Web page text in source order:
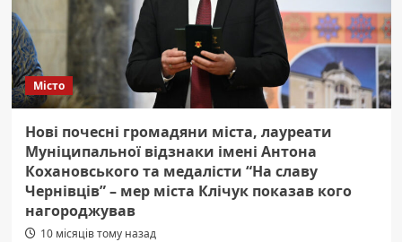
Місто
Нові почесні громадяни міста, лауреати
Муніципальної відзнаки імені Антона
Кохановського та медалісти “На славу
Чернівців” – мер міста Клічук показав кого
нагороджував
10 місяців тому назад